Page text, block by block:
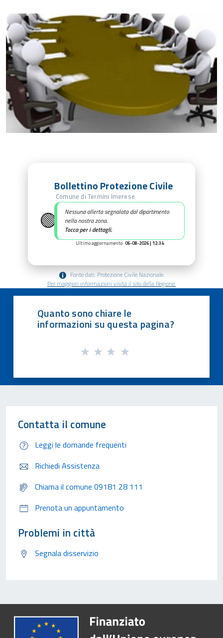
🟢
Bollettino Protezione Civile
Comune di Termini Imerese
Nessuna allerta segnalata dal dipartimento
nella nostra zona.
Tocca per i dettagli.
Ultimo aggiornamento: 06-08-2026 | 12:34
Fonte dati: Protezione Civile Nazionale.
Per maggiori informazioni visita il sito della Regione.
Quanto sono chiare le
informazioni su questa pagina?
Contatta il comune
Leggi le domande frequenti
Richiedi Assistenza
Chiama il comune 09181 28 111
Prenota un appuntamento
Problemi in città
Segnala disservizio